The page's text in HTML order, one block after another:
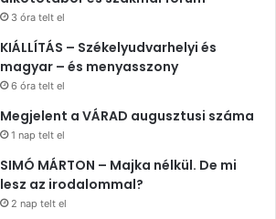
3 óra telt el
KIÁLLÍTÁS – Székelyudvarhelyi és
magyar – és menyasszony
6 óra telt el
Megjelent a VÁRAD augusztusi száma
1 nap telt el
SIMÓ MÁRTON – Majka nélkül. De mi
lesz az irodalommal?
2 nap telt el